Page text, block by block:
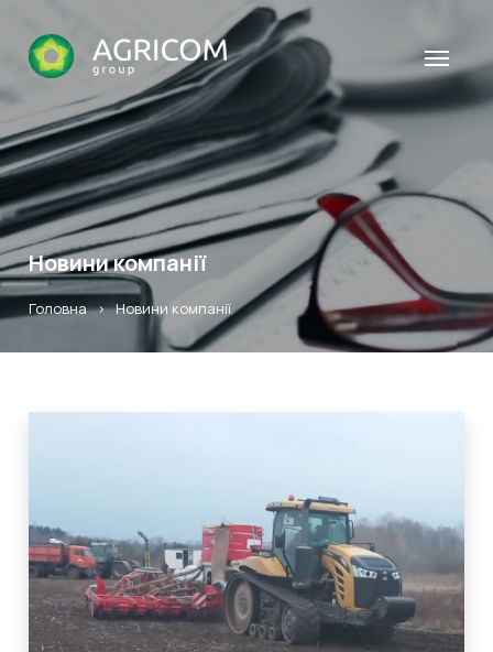
Новини компанії
Головна>Новини компанії